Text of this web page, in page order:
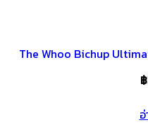
The Whoo Bichup
฿